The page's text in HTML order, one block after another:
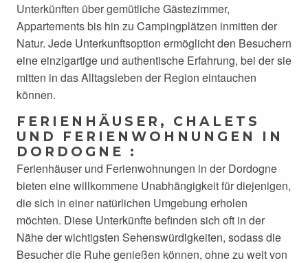
Unterkünften über gemütliche Gästezimmer,
Appartements bis hin zu Campingplätzen inmitten der
Natur. Jede Unterkunftsoption ermöglicht den Besuchern
eine einzigartige und authentische Erfahrung, bei der sie
mitten in das Alltagsleben der Region eintauchen
können.
FERIENHÄUSER, CHALETS
UND FERIENWOHNUNGEN IN
DORDOGNE :
Ferienhäuser und Ferienwohnungen in der Dordogne
bieten eine willkommene Unabhängigkeit für diejenigen,
die sich in einer natürlichen Umgebung erholen
möchten. Diese Unterkünfte befinden sich oft in der
Nähe der wichtigsten Sehenswürdigkeiten, sodass die
Besucher die Ruhe genießen können, ohne zu weit von